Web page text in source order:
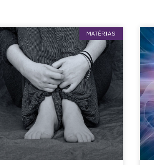
MATÉRIAS